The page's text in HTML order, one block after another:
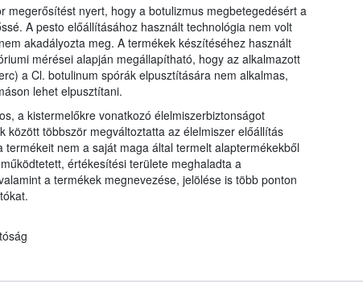
megerősítést nyert, hogy a botulizmus megbetegedésért a
A pesto előállításához használt technológia nem volt
akadályozta meg. A termékek készítéséhez használt
mérései alapján megállapítható, hogy az alkalmazott
a Cl. botulinum spórák elpusztítására nem alkalmas,
lehet elpusztítani.
a kistermelőkre vonatkozó élelmiszerbiztonságot
között többször megváltoztatta az élelmiszer előállítás
nem a saját maga által termelt alaptermékekből
értékesítési területe meghaladta a
a termékek megnevezése, jelölése is több ponton